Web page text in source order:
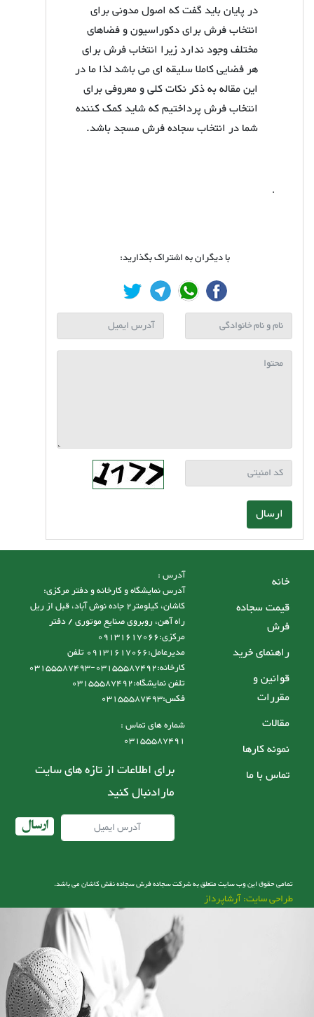
در پایان باید گفت که اصول مدونی برای
انتخاب فرش برای دکوراسیون و فضاهای
مختلف وجود ندارد زیرا انتخاب فرش برای
هر فضایی کاملا سلیقه ای می باشد لذا ما در
این مقاله به ذکر نکات کلی و معروفی برای
انتخاب فرش پرداختیم که شاید کمک کننده
شما در انتخاب سجاده فرش مسجد باشد.
.
با دیگران به اشتراک بگذارید:
ارسال
خانه
قیمت سجاده
فرش
راهنمای خرید
قوانین و
مقررات
مقالات
نمونه کارها
تماس با ما
آدرس :
آدرس نمایشگاه و کارخانه و دفتر مرکزی:
کاشان، کیلومتر2 جاده نوش آباد، قبل از ریل
راه آهن، روبروی صنایع موتوری / دفتر
مرکزی:09131617066
مدیرعامل:09131617066 تلفن
کارخانه:03155587492-03155587493
تلفن نمایشگاه:03155587492
فکس:03155587493
شماره های تماس :
03155587491
برای اطلاعات از تازه های سایت
مارادنبال کنید
ارسال
تمامی حقوق این وب سایت متعلق به شرکت سجاده فرش سجاده نقش کاشان می باشد.
طراحی سایت: آرشاپرداز